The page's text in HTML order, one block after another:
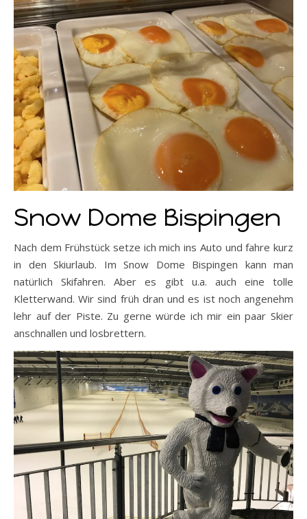
Snow Dome Bispingen
Nach dem Frühstück setze ich mich ins Auto und fahre kurz
in den Skiurlaub. Im Snow Dome Bispingen kann man
natürlich Skifahren. Aber es gibt u.a. auch eine tolle
Kletterwand. Wir sind früh dran und es ist noch angenehm
lehr auf der Piste. Zu gerne würde ich mir ein paar Skier
anschnallen und losbrettern.